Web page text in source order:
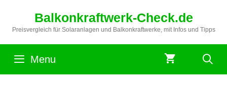
springen
Balkonkraftwerk-Check.de
Preisvergleich für Solaranlagen und Balkonkraftwerke, mit Infos und Tipps
Menu